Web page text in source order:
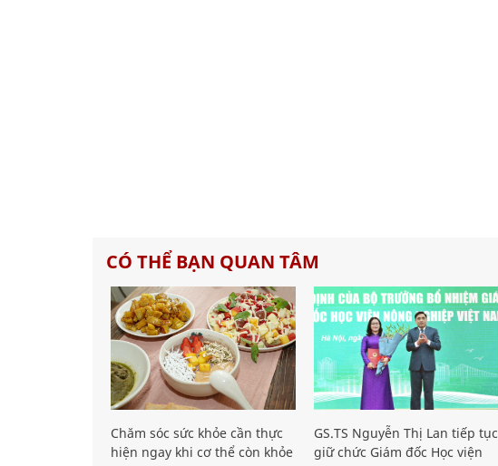
CÓ THỂ BẠN QUAN TÂM
Chăm sóc sức khỏe cần thực
hiện ngay khi cơ thể còn khỏe
GS.TS Nguyễn Thị Lan tiếp tục
giữ chức Giám đốc Học viện